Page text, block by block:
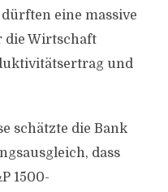
eine massive
die Wirtschaft
und
schätzte die Bank
dass
1500-